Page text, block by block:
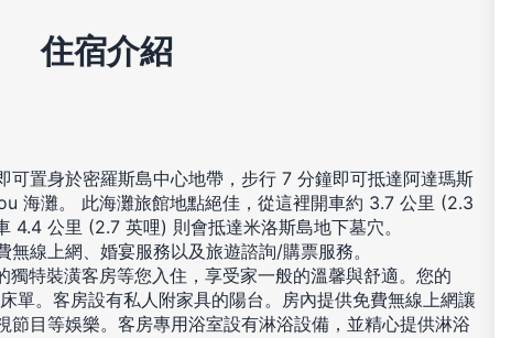
住宿介紹
可置身於密羅斯島中心地帶，步行 7 分鐘即可抵達阿達瑪斯
海灘。 此海灘旅館地點絕佳，從這裡開車約 3.7 公里 (2.3
公里 (2.7 英哩) 則會抵達米洛斯島地下墓穴。
線上網、婚宴服務以及旅遊諮詢/購票服務。
特裝潢客房等您入住，享受家一般的溫馨與舒適。您的
。客房設有私人附家具的陽台。房內提供免費無線上網讓
節目等娛樂。客房專用浴室設有淋浴設備，並精心提供淋浴